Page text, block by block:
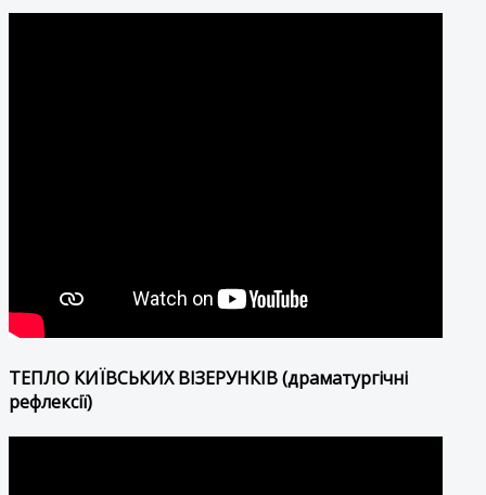
ТЕПЛО КИЇВСЬКИХ ВІЗЕРУНКІВ (драматургічні
рефлексії)